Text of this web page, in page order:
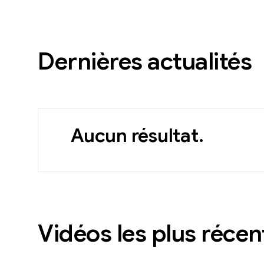
Dernières actualités
Aucun résultat.
Vidéos les plus